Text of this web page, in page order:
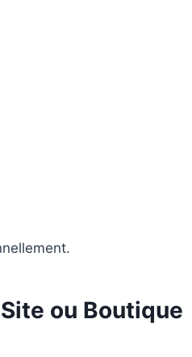
ou Boutique